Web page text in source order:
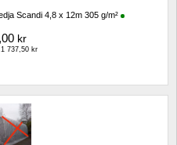
Scandi 4,8 x 12m 305 g/m²
kr
737,50 kr